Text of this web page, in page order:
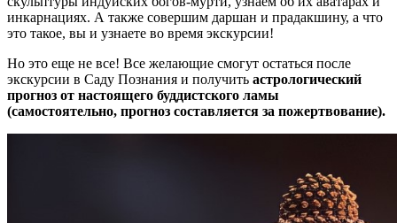
инкарнациях. А также совершим даршан и прадакшину, а что
это такое, вы и узнаете во время экскурсии!
Но это еще не все! Все желающие смогут остаться после
экскурсии в Саду Познания и получить астрологический
прогноз от настоящего буддистского ламы
(самостоятельно, прогноз составляется за пожертвование).